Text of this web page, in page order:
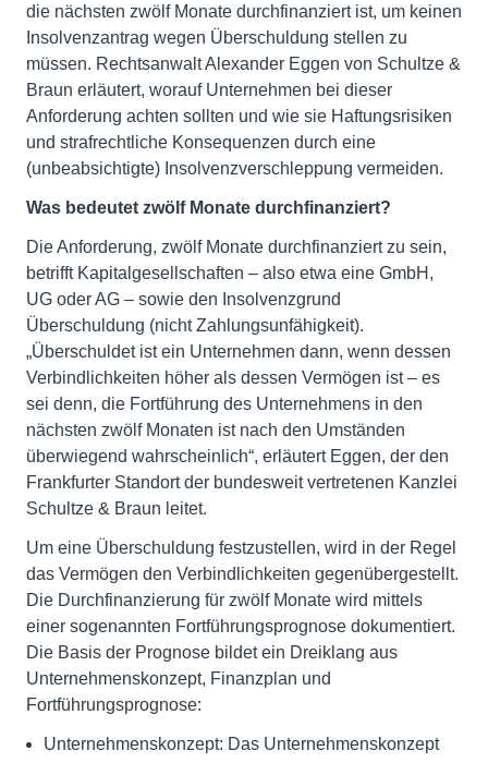
die nächsten zwölf Monate durchfinanziert ist, um keinen
Insolvenzantrag wegen Überschuldung stellen zu
müssen. Rechtsanwalt Alexander Eggen von Schultze &
Braun erläutert, worauf Unternehmen bei dieser
Anforderung achten sollten und wie sie Haftungsrisiken
und strafrechtliche Konsequenzen durch eine
(unbeabsichtigte) Insolvenzverschleppung vermeiden.
Was bedeutet zwölf Monate durchfinanziert?
Die Anforderung, zwölf Monate durchfinanziert zu sein,
betrifft Kapitalgesellschaften – also etwa eine GmbH,
UG oder AG – sowie den Insolvenzgrund
Überschuldung (nicht Zahlungsunfähigkeit).
„Überschuldet ist ein Unternehmen dann, wenn dessen
Verbindlichkeiten höher als dessen Vermögen ist – es
sei denn, die Fortführung des Unternehmens in den
nächsten zwölf Monaten ist nach den Umständen
überwiegend wahrscheinlich“, erläutert Eggen, der den
Frankfurter Standort der bundesweit vertretenen Kanzlei
Schultze & Braun leitet.
Um eine Überschuldung festzustellen, wird in der Regel
das Vermögen den Verbindlichkeiten gegenübergestellt.
Die Durchfinanzierung für zwölf Monate wird mittels
einer sogenannten Fortführungsprognose dokumentiert.
Die Basis der Prognose bildet ein Dreiklang aus
Unternehmenskonzept, Finanzplan und
Fortführungsprognose:
Unternehmenskonzept: Das Unternehmenskonzept